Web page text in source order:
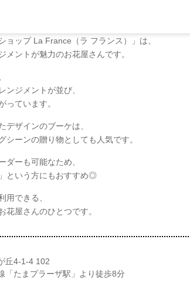
ョップ La France（ラ フランス）」は、
メントが魅力のお花屋さんです。
ンジメントが並び、
っています。
デザインのブーケは、
シーンの贈り物としても人気です。
ダーも可能なため、
という方にもおすすめ◎
用できる、
花屋さんのひとつです。
丘4-1-4 102
「たまプラーザ駅」より徒歩8分